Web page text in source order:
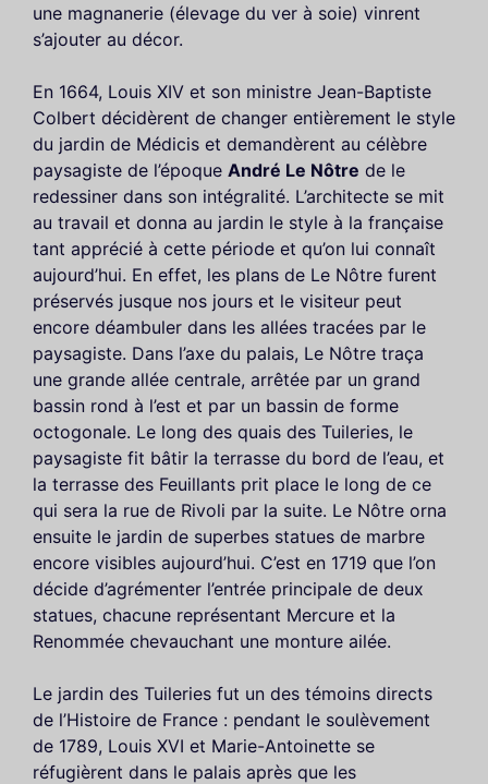
une magnanerie (élevage du ver à soie) vinrent
s’ajouter au décor.
En 1664, Louis XIV et son ministre Jean-Baptiste
Colbert décidèrent de changer entièrement le style
du jardin de Médicis et demandèrent au célèbre
paysagiste de l’époque André Le Nôtre de le
redessiner dans son intégralité. L’architecte se mit
au travail et donna au jardin le style à la française
tant apprécié à cette période et qu’on lui connaît
aujourd’hui. En effet, les plans de Le Nôtre furent
préservés jusque nos jours et le visiteur peut
encore déambuler dans les allées tracées par le
paysagiste. Dans l’axe du palais, Le Nôtre traça
une grande allée centrale, arrêtée par un grand
bassin rond à l’est et par un bassin de forme
octogonale. Le long des quais des Tuileries, le
paysagiste fit bâtir la terrasse du bord de l’eau, et
la terrasse des Feuillants prit place le long de ce
qui sera la rue de Rivoli par la suite. Le Nôtre orna
ensuite le jardin de superbes statues de marbre
encore visibles aujourd’hui. C’est en 1719 que l’on
décide d’agrémenter l’entrée principale de deux
statues, chacune représentant Mercure et la
Renommée chevauchant une monture ailée.
Le jardin des Tuileries fut un des témoins directs
de l’Histoire de France : pendant le soulèvement
de 1789, Louis XVI et Marie-Antoinette se
réfugièrent dans le palais après que les